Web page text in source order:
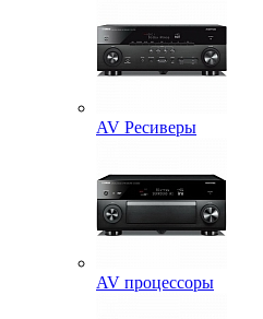
AV Ресиверы
AV процессоры